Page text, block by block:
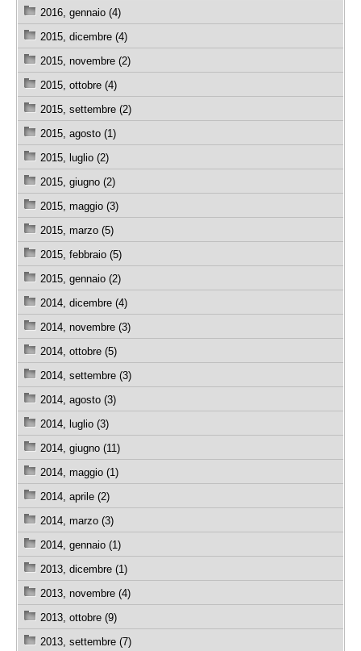
2016, gennaio (4)
2015, dicembre (4)
2015, novembre (2)
2015, ottobre (4)
2015, settembre (2)
2015, agosto (1)
2015, luglio (2)
2015, giugno (2)
2015, maggio (3)
2015, marzo (5)
2015, febbraio (5)
2015, gennaio (2)
2014, dicembre (4)
2014, novembre (3)
2014, ottobre (5)
2014, settembre (3)
2014, agosto (3)
2014, luglio (3)
2014, giugno (11)
2014, maggio (1)
2014, aprile (2)
2014, marzo (3)
2014, gennaio (1)
2013, dicembre (1)
2013, novembre (4)
2013, ottobre (9)
2013, settembre (7)